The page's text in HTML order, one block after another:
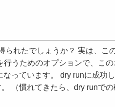
られたでしょうか？ 実は、こ
行うためのオプションで、この
っています。 dry runに成功
（慣れてきたら、dry runでの